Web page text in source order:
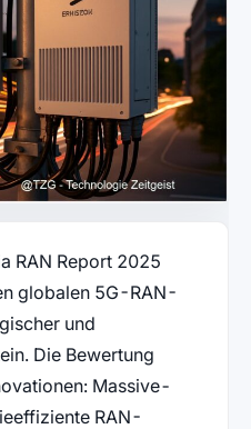
RAN Report 2025
globalen 5G-RAN-
und
Die Bewertung
Massive-
RAN-